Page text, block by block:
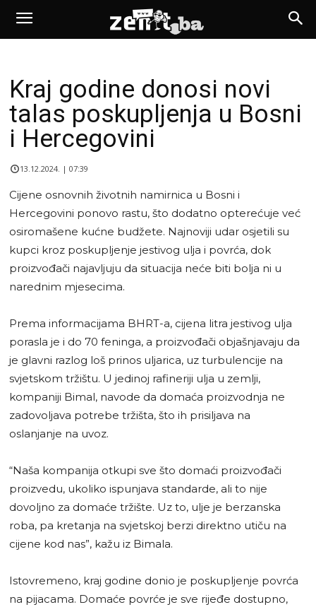
Kraj godine donosi novi
talas poskupljenja u Bosni
i Hercegovini
13.12.2024. | 07:39
Cijene osnovnih životnih namirnica u Bosni i
Hercegovini ponovo rastu, što dodatno opterećuje već
osiromašene kućne budžete. Najnoviji udar osjetili su
kupci kroz poskupljenje jestivog ulja i povrća, dok
proizvođači najavljuju da situacija neće biti bolja ni u
narednim mjesecima.
Prema informacijama BHRT-a, cijena litra jestivog ulja
porasla je i do 70 feninga, a proizvođači objašnjavaju da
je glavni razlog loš prinos uljarica, uz turbulencije na
svjetskom tržištu. U jedinoj rafineriji ulja u zemlji,
kompaniji Bimal, navode da domaća proizvodnja ne
zadovoljava potrebe tržišta, što ih prisiljava na
oslanjanje na uvoz.
“Naša kompanija otkupi sve što domaći proizvođači
proizvedu, ukoliko ispunjava standarde, ali to nije
dovoljno za domaće tržište. Uz to, ulje je berzanska
roba, pa kretanja na svjetskoj berzi direktno utiču na
cijene kod nas”, kažu iz Bimala.
Istovremeno, kraj godine donio je poskupljenje povrća
na pijacama. Domaće povrće je sve rijeđe dostupno,